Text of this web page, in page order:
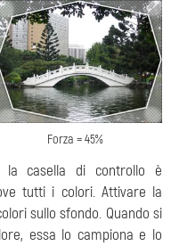
Forza = 45%
la casella di controllo è
tutti i colori. Attivare la
sullo sfondo. Quando si
essa lo campiona e lo